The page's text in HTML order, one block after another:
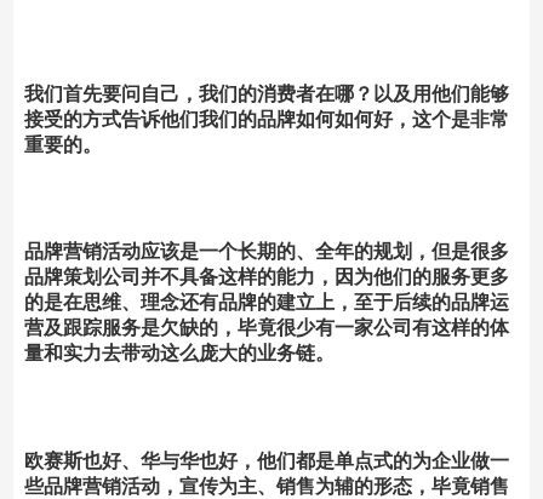
我们首先要问自己，我们的消费者在哪？以及用他们能够
接受的方式告诉他们我们的品牌如何如何好，这个是非常
重要的。
品牌营销活动应该是一个长期的、全年的规划，但是很多
品牌策划公司并不具备这样的能力，因为他们的服务更多
的是在思维、理念还有品牌的建立上，至于后续的品牌运
营及跟踪服务是欠缺的，毕竟很少有一家公司有这样的体
量和实力去带动这么庞大的业务链。
欧赛斯也好、华与华也好，他们都是单点式的为企业做一
些品牌营销活动，宣传为主、销售为辅的形态，毕竟销售